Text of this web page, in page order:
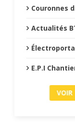
Couronnes
Actualités
E.P.I
VOIR